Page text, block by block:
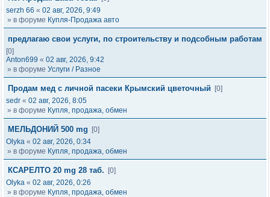
serzh 66 « 02 авг, 2026, 9:49
» в форуме Купля-Продажа авто
предлагаю свои услуги, по строительству и подсобным работам
[0]
Anton699 « 02 авг, 2026, 9:42
» в форуме Услуги / Разное
Продам мед с личной пасеки Крымский цветочный
[0]
sedr « 02 авг, 2026, 8:05
» в форуме Купля, продажа, обмен
МЕЛЬДОНИЙ 500 mg
[0]
Olyka « 02 авг, 2026, 0:34
» в форуме Купля, продажа, обмен
КСАРЕЛТО 20 mg 28 таб.
[0]
Olyka « 02 авг, 2026, 0:26
» в форуме Купля, продажа, обмен